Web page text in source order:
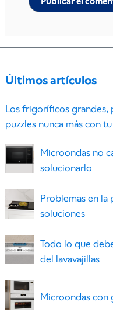
Últimos artículos
Los frigoríficos grandes,
puzzles nunca más con
Microondas no
solucionarlo
Problemas en la
soluciones
Todo lo que
del lavavajillas
Microondas con